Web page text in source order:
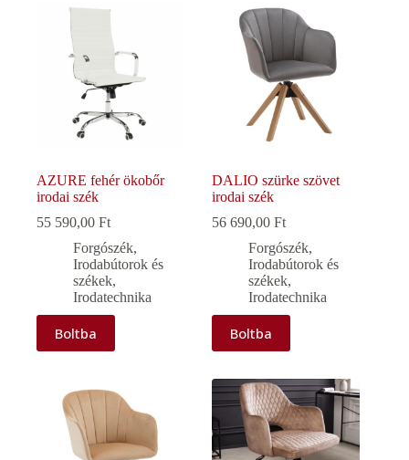
AZURE fehér ökobőr
irodai szék
55 590,00 Ft
Forgószék,
Irodabútorok és
székek,
Irodatechnika
Boltba
DALIO szürke szövet
irodai szék
56 690,00Ft
Forgószék,
Irodabútorok és
székek,
Irodatechnika
Boltba